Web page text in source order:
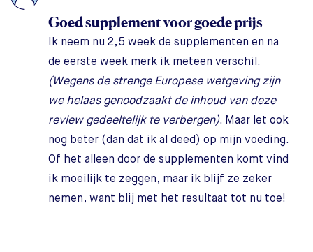
Goed supplement voor goede prijs
Ik neem nu 2,5 week de supplementen en na
de eerste week merk ik meteen verschil.
(Wegens de strenge Europese wetgeving zijn
we helaas genoodzaakt de inhoud van deze
review gedeeltelijk te verbergen). Maar let ook
nog beter (dan dat ik al deed) op mijn voeding.
Of het alleen door de supplementen komt vind
ik moeilijk te zeggen, maar ik blijf ze zeker
nemen, want blij met het resultaat tot nu toe!